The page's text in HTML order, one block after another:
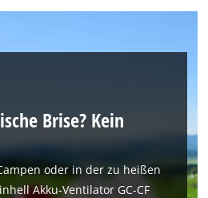
Brise? Kein
oder in der zu heißen
Akku-Ventilator GC-CF